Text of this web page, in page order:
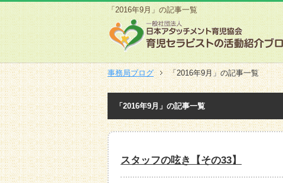
「2016年9月」の記事一覧
事務局ブログ 「2016年9月」の記事一覧
「2016年9月」の記事一覧
スタッフの呟き【その33】